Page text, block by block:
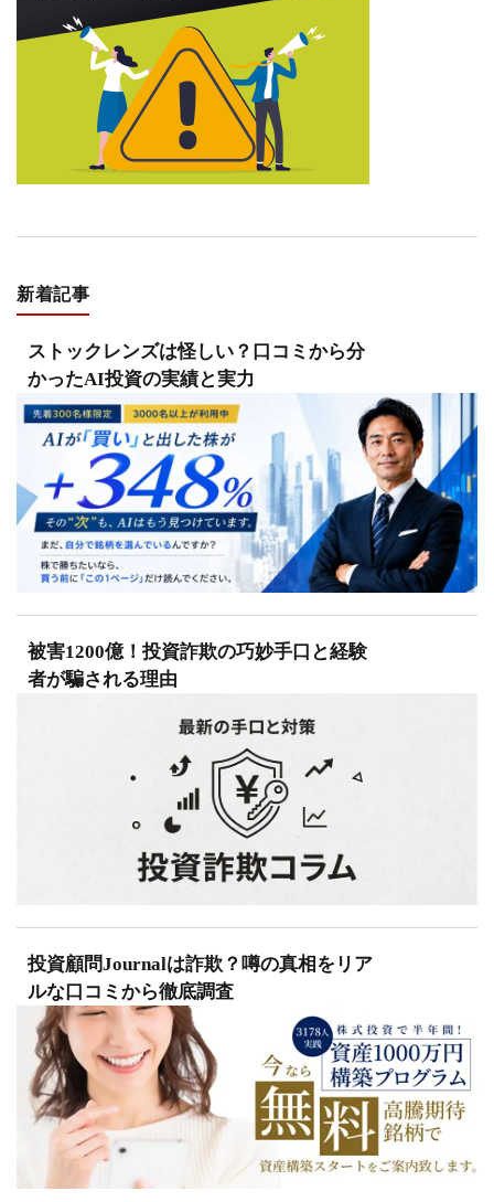
新着記事
ストックレンズは怪しい？口コミから分
かったAI投資の実績と実力
被害1200億！投資詐欺の巧妙手口と経験
者が騙される理由
投資顧問Journalは詐欺？噂の真相をリア
ルな口コミから徹底調査